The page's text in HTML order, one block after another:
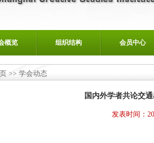
概览 组织结构 会员中心
>> 学会动态
国内外学者共论交
发表时间：